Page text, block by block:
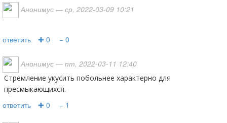
Анонимус — ср, 2022-03-09 10:21
ответить ✚ 0 − 0
Анонимус — пт, 2022-03-11 12:40
Стремление укусить побольнее характерно для
пресмыкающихся.
ответить ✚ 0 − 1